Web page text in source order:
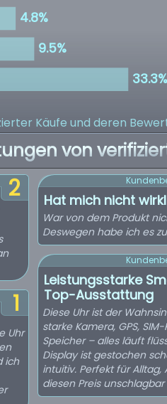
Käufe und deren
von
2
1
Uhr
ich
Hat mich nicht
War von dem Produkt
Deswegen habe ich es
Leistungsstarke
Top-Ausstattung
Diese Uhr ist der
starke Kamera, GPS,
Speicher – alles läuft
Display ist gestochen
intuitiv. Perfekt für Alltag,
diesen Preis